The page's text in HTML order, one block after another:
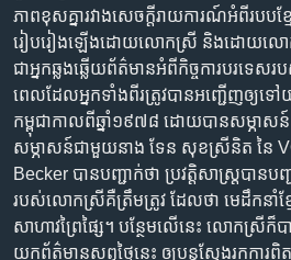
ភាព​ខុសគ្នា​រវាង​សេចក្តី​រាយការណ៍​អំពី​របប​
រៀបរៀង​ឡើង​ដោយ​លោក​ស្រី និង​ដោយ​លោ
ជា​អ្នក​ឆ្លងឆ្លើយ​ព័ត៌មាន​អំពី​កិច្ចការ​បរទេស​
ពេល​ដែល​អ្នក​ទាំងពីរ​ត្រូវបាន​អញ្ជើញ​ឲ្យ​ទ
កម្ពុជា​កាលពី​ឆ្នាំ​១៩៧៨ ដោយ​បាន​សម្ភាស
សម្ភាសន៍​ជាមួយ​នាង ទែន សុខស្រីនិត នៃ
Becker បានបញ្ជាក់​ថា ប្រវត្តិសាស្ត្រ​បាន​
របស់​លោកស្រី​គឺ​ត្រឹមត្រូវ ដែល​ថា មេដឹកនាំ​ខ្ម
សាហាវ​ព្រៃផ្សៃ។ បន្ថែម​លើ​នេះ លោកស្រី​ក៏
យក​ព័ត៌មាន​សព្វថ្ងៃនេះ​ ឲ្យ​បន្ត​ស្វែងរក​កា